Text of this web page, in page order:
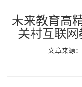
未来教育高
关村互联
文章来源